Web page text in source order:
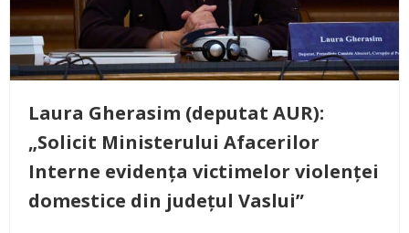
Laura Gherasim (deputat AUR):
„Solicit Ministerului Afacerilor
Interne evidența victimelor violenței
domestice din județul Vaslui”